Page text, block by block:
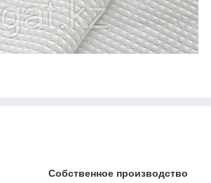
Собственное производство